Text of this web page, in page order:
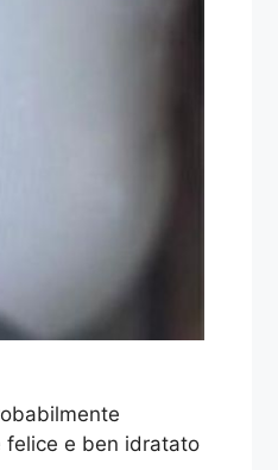
felice e ben idratato